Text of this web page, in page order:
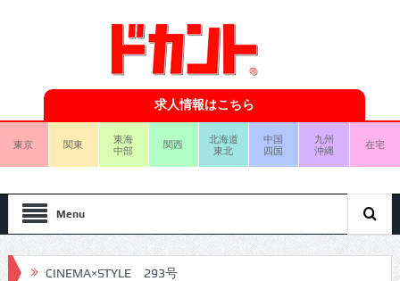
求人情報はこちら
東京 関東
東海
中部
関西
北海道
東北
中国
四国
九州
沖縄
在宅
Menu
CINEMA×STYLE 293号